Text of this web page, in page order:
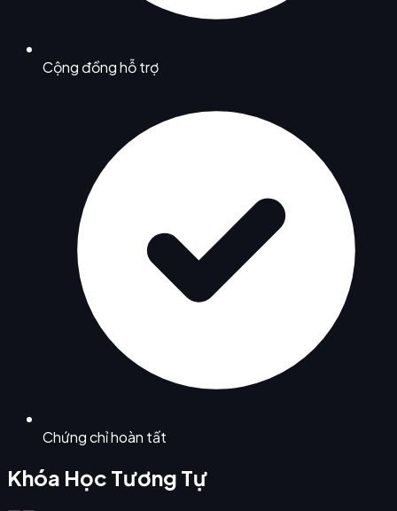
Cộng đồng hỗ trợ
Chứng chỉ hoàn tất
Khóa Học Tương Tự